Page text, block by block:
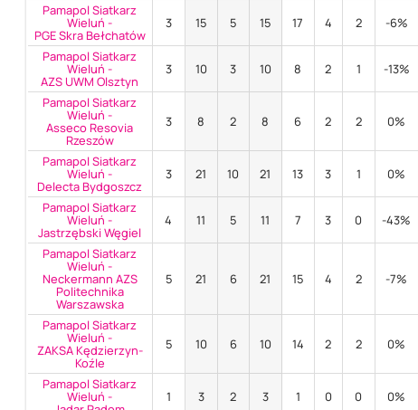
Pamapol Siatkarz
Wieluń -
PGE Skra Bełchatów
3 15 5 15 17 4 2 -6%
Pamapol Siatkarz
Wieluń -
AZS UWM Olsztyn
3 10 3 10 8 2 1 -13%
Pamapol Siatkarz
Wieluń -
Asseco Resovia
Rzeszów
3 8 2 8 6 2 2 0%
Pamapol Siatkarz
Wieluń -
Delecta Bydgoszcz
3 21 10 21 13 3 1 0%
Pamapol Siatkarz
Wieluń -
Jastrzębski Węgiel
4 11 5 11 7 3 0 -43%
Pamapol Siatkarz
Wieluń -
Neckermann AZS
Politechnika
Warszawska
5 21 6 21 15 4 2 -7%
Pamapol Siatkarz
Wieluń -
ZAKSA Kędzierzyn-
Koźle
5 10 6 10 14 2 2 0%
Pamapol Siatkarz
Wieluń - 1 3 2 3 1 0 0 0%